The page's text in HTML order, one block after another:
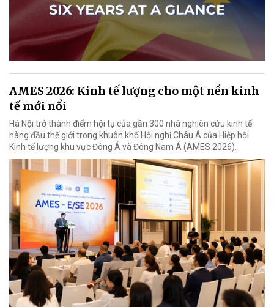
AMES 2026: Kinh tế lượng cho một nền kinh
tế mới nổi
Hà Nội trở thành điểm hội tụ của gần 300 nhà nghiên cứu kinh tế
hàng đầu thế giới trong khuôn khổ Hội nghị Châu Á của Hiệp hội
Kinh tế lượng khu vực Đông Á và Đông Nam Á (AMES 2026).